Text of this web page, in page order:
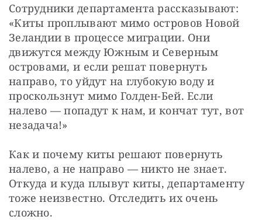
Сотрудники департамента рассказывают:
«Киты проплывают мимо островов Новой
Зеландии в процессе миграции. Они
движутся между Южным и Северным
островами, и если решат повернуть
направо, то уйдут на глубокую воду и
проскользнут мимо Голден-Бей. Если
налево — попадут к нам, и кончат тут, вот
незадача!»
Как и почему киты решают повернуть
налево, а не направо — никто не знает.
Откуда и куда плывут киты, департаменту
тоже неизвестно. Отследить их очень
сложно.